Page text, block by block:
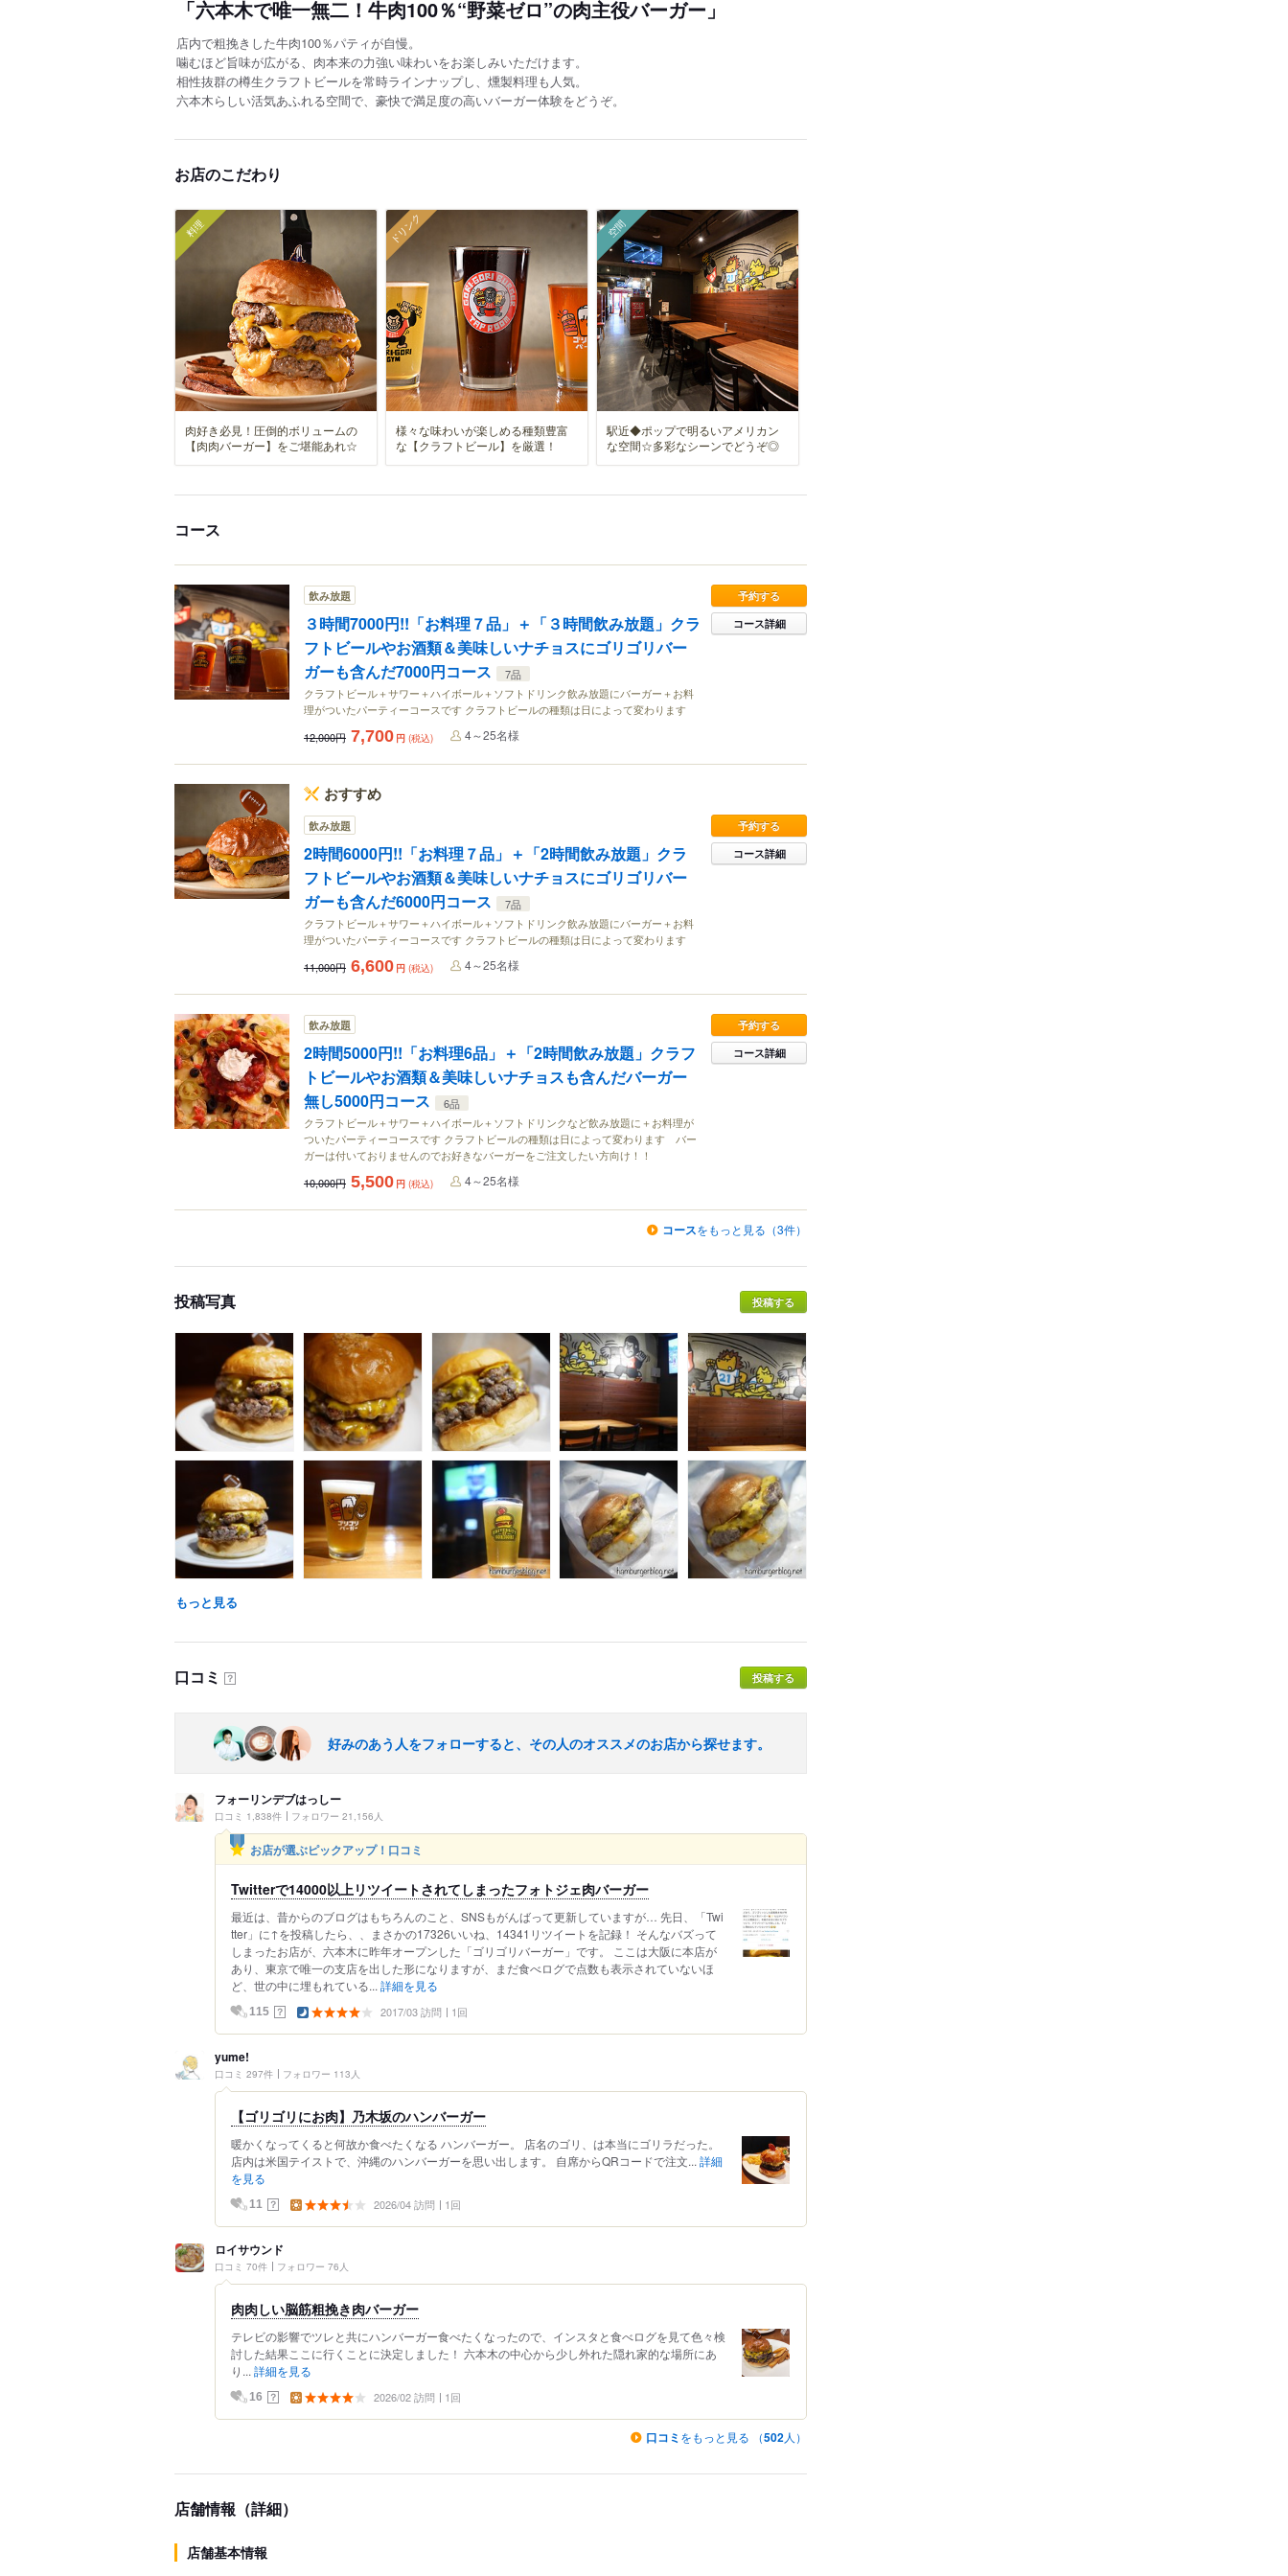
「六本木で唯一無二！牛肉100％“野菜ゼロ”の肉主役バーガー」
店内で粗挽きした牛肉100％パティが自慢。
噛むほど旨味が広がる、肉本来の力強い味わいをお楽しみいただけます。
相性抜群の樽生クラフトビールを常時ラインナップし、燻製料理も人気。
六本木らしい活気あふれる空間で、豪快で満足度の高いバーガー体験をどうぞ。
お店のこだわり
料理
肉好き必見！圧倒的ボリュームの
【肉肉バーガー】をご堪能あれ☆
ドリンク
様々な味わいが楽しめる種類豊富
な【クラフトビール】を厳選！
空間
駅近◆ポップで明るいアメリカン
な空間☆多彩なシーンでどうぞ◎
コース
飲み放題
３時間7000円!!「お料理７品」＋「３時間飲み放題」クラ
フトビールやお酒類＆美味しいナチョスにゴリゴリバー
ガーも含んだ7000円コース
7品
クラフトビール＋サワー＋ハイボール＋ソフトドリンク飲み放題にバーガー＋お料
理がついたパーティーコースです クラフトビールの種類は日によって変わります
予約する
コース詳細
12,000円 7,700 円 (税込) 4～25名様
おすすめ
飲み放題
2時間6000円!!「お料理７品」＋「2時間飲み放題」クラ
フトビールやお酒類＆美味しいナチョスにゴリゴリバー
ガーも含んだ6000円コース
7品
クラフトビール＋サワー＋ハイボール＋ソフトドリンク飲み放題にバーガー＋お料
理がついたパーティーコースです クラフトビールの種類は日によって変わります
予約する
コース詳細
11,000円 6,600 円 (税込) 4～25名様
飲み放題
2時間5000円!!「お料理6品」＋「2時間飲み放題」クラフ
トビールやお酒類＆美味しいナチョスも含んだバーガー
無し5000円コース
6品
クラフトビール＋サワー＋ハイボール＋ソフトドリンクなど飲み放題に＋お料理が
ついたパーティーコースです クラフトビールの種類は日によって変わります バー
ガーは付いておりませんのでお好きなバーガーをご注文したい方向け！！
予約する
コース詳細
10,000円 5,500 円 (税込) 4～25名様
コースをもっと見る（3件）
投稿写真 投稿する
もっと見る
口コミ ？ 投稿する
好みのあう人をフォローすると、その人のオススメのお店から探せます。
フォーリンデブはっしー
口コミ 1,838件 フォロワー 21,156人
お店が選ぶピックアップ！口コミ
Twitterで14000以上リツイートされてしまったフォトジェ肉バーガー
最近は、昔からのブログはもちろんのこと、SNSもがんばって更新していますが… 先日、「Twi
tter」に↑を投稿したら、、まさかの17326いいね、14341リツイートを記録！ そんなバズって
しまったお店が、六本木に昨年オープンした「ゴリゴリバーガー」です。 ここは大阪に本店が
あり、東京で唯一の支店を出した形になりますが、まだ食べログで点数も表示されていないほ
ど、世の中に埋もれている... 詳細を見る
115 ？ 2017/03 訪問 1回
yume!
口コミ 297件 フォロワー 113人
【ゴリゴリにお肉】乃木坂のハンバーガー
暖かくなってくると何故か食べたくなる ハンバーガー。 店名のゴリ、は本当にゴリラだった。
店内は米国テイストで、沖縄のハンバーガーを思い出します。 自席からQRコードで注文... 詳細
を見る
11 ？ 2026/04 訪問 1回
ロイサウンド
口コミ 70件 フォロワー 76人
肉肉しい脳筋粗挽き肉バーガー
テレビの影響でツレと共にハンバーガー食べたくなったので、インスタと食べログを見て色々検
討した結果ここに行くことに決定しました！ 六本木の中心から少し外れた隠れ家的な場所にあ
り... 詳細を見る
16 ？ 2026/02 訪問 1回
口コミ をもっと見る （502人）
店舗情報（詳細）
店舗基本情報